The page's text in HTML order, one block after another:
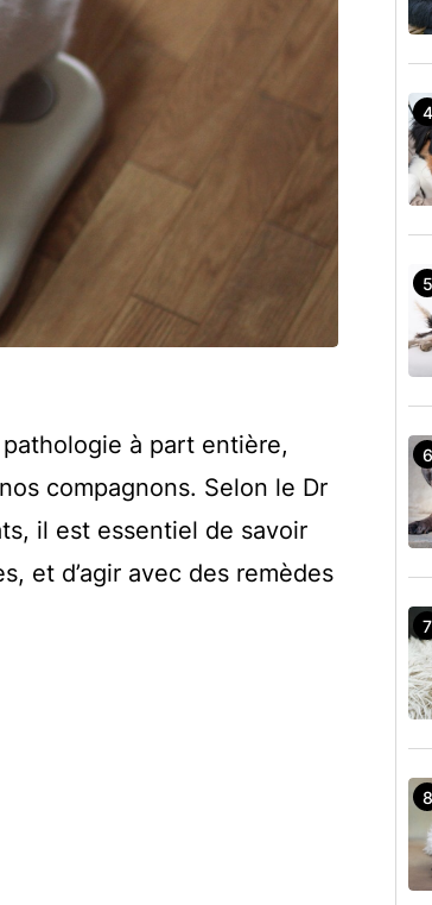
à part entière,
compagnons. Selon le Dr
il est essentiel de savoir
et d’agir avec des remèdes